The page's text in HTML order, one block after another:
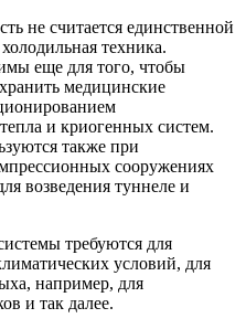
не считается единственной
техника.
еще для того, чтобы
медицинские
и криогенных систем.
также при
сооружениях
возведения туннеле и
требуются для
условий, для
например, для
и так далее.